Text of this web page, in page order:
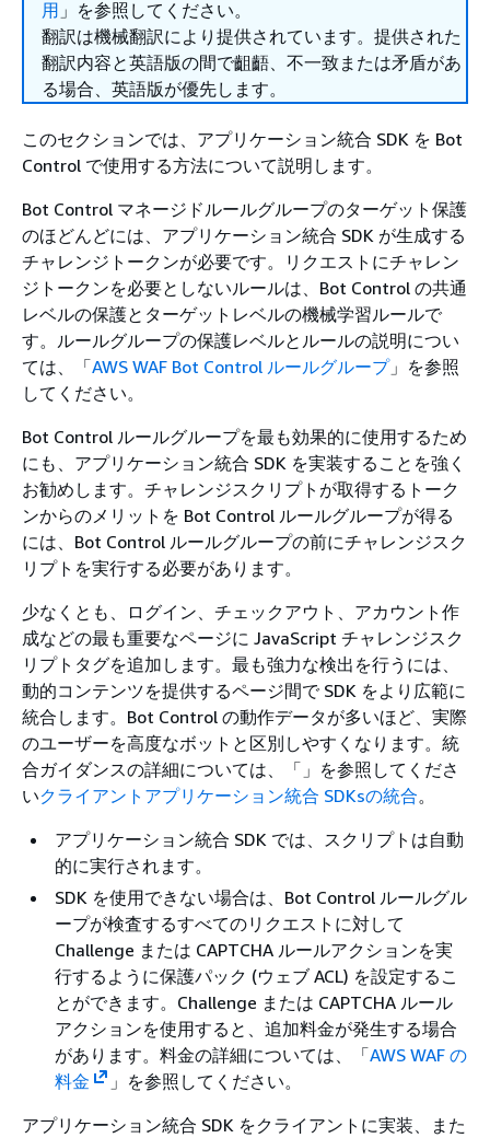
用 」を参照してください。
翻訳は機械翻訳により提供されています。提供された
翻訳内容と英語版の間で齟齬、不一致または矛盾があ
る場合、英語版が優先します。
このセクションでは、アプリケーション統合 SDK を Bot
Control で使用する方法について説明します。
Bot Control マネージドルールグループのターゲット保護
のほどんどには、アプリケーション統合 SDK が生成する
チャレンジトークンが必要です。リクエストにチャレン
ジトークンを必要としないルールは、Bot Control の共通
レベルの保護とターゲットレベルの機械学習ルールで
す。ルールグループの保護レベルとルールの説明につい
ては、「AWS WAF Bot Control ルールグループ」を参照
してください。
Bot Control ルールグループを最も効果的に使用するため
にも、アプリケーション統合 SDK を実装することを強く
お勧めします。チャレンジスクリプトが取得するトーク
ンからのメリットを Bot Control ルールグループが得る
には、Bot Control ルールグループの前にチャレンジスク
リプトを実行する必要があります。
少なくとも、ログイン、チェックアウト、アカウント作
成などの最も重要なページに JavaScript チャレンジスク
リプトタグを追加します。最も強力な検出を行うには、
動的コンテンツを提供するページ間で SDK をより広範に
統合します。Bot Control の動作データが多いほど、実際
のユーザーを高度なボットと区別しやすくなります。統
合ガイダンスの詳細については、「」を参照してくださ
いクライアントアプリケーション統合 SDKsの統合。
アプリケーション統合 SDK では、スクリプトは自動
的に実行されます。
SDK を使用できない場合は、Bot Control ルールグル
ープが検査するすべてのリクエストに対して
Challenge または CAPTCHA ルールアクションを実
行するように保護パック (ウェブ ACL) を設定するこ
とができます。Challenge または CAPTCHA ルール
アクションを使用すると、追加料金が発生する場合
があります。料金の詳細については、「AWS WAF の
料金
」を参照してください。
アプリケーション統合 SDK をクライアントに実装、また